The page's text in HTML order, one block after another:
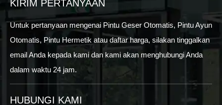
KIRIM PERTANYAAN
Untuk pertanyaan mengenai Pintu Geser Otomatis, Pintu Ayun
Otomatis, Pintu Hermetik atau daftar harga, silakan tinggalkan
email Anda kepada kami dan kami akan menghubungi Anda
dalam waktu 24 jam.
HUBUNGI KAMI